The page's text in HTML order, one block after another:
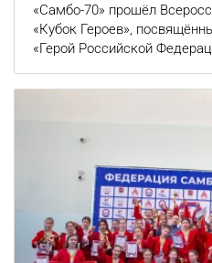
«Самбо-70» прошёл
«Кубок Героев»,
«Герой Российской